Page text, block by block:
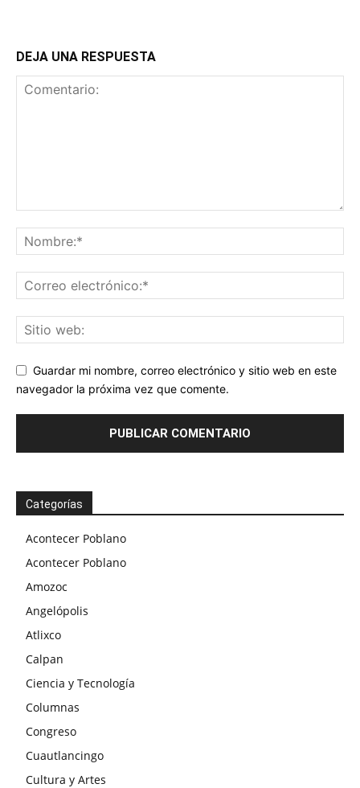
DEJA UNA RESPUESTA
Guardar mi nombre, correo electrónico y sitio web en este
navegador la próxima vez que comente.
Categorías
Acontecer Poblano
Acontecer Poblano
Amozoc
Angelópolis
Atlixco
Calpan
Ciencia y Tecnología
Columnas
Congreso
Cuautlancingo
Cultura y Artes